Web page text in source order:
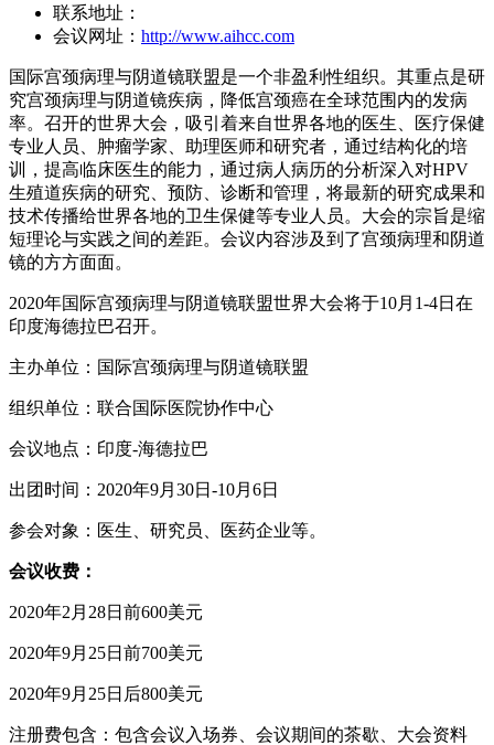
联系地址：
会议网址： http://www.aihcc.com
国际宫颈病理与阴道镜联盟是一个非盈利性组织。其重点是研
究宫颈病理与阴道镜疾病，降低宫颈癌在全球范围内的发病
率。召开的世界大会，吸引着来自世界各地的医生、医疗保健
专业人员、肿瘤学家、助理医师和研究者，通过结构化的培
训，提高临床医生的能力，通过病人病历的分析深入对HPV
生殖道疾病的研究、预防、诊断和管理，将最新的研究成果和
技术传播给世界各地的卫生保健等专业人员。大会的宗旨是缩
短理论与实践之间的差距。会议内容涉及到了宫颈病理和阴道
镜的方方面面。
2020年国际宫颈病理与阴道镜联盟世界大会将于10月1-4日在
印度海德拉巴召开。
主办单位：国际宫颈病理与阴道镜联盟
组织单位：联合国际医院协作中心
会议地点：印度-海德拉巴
出团时间：2020年9月30日-10月6日
参会对象：医生、研究员、医药企业等。
会议收费：
2020年2月28日前600美元
2020年9月25日前700美元
2020年9月25日后800美元
注册费包含：包含会议入场券、会议期间的茶歇、大会资料